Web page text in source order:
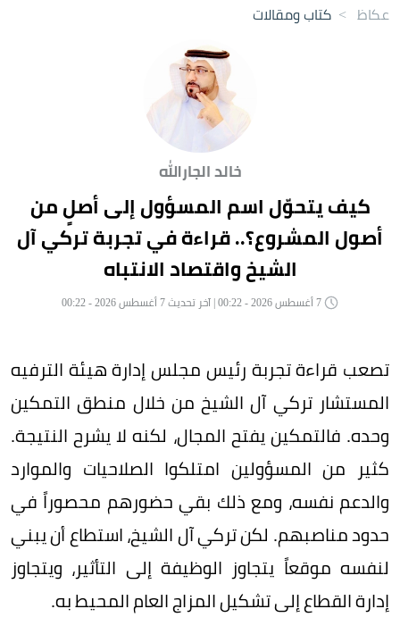
عكاظ > كتاب ومقالات
خالد الجارالله
كيف يتحوّل اسم المسؤول إلى أصلٍ من
أصول المشروع؟.. قراءة في تجربة تركي آل
الشيخ واقتصاد الانتباه
تصعب قراءة تجربة رئيس مجلس إدارة هيئة الترفيه
المستشار تركي آل الشيخ من خلال منطق التمكين
وحده. فالتمكين يفتح المجال، لكنه لا يشرح النتيجة.
كثير من المسؤولين امتلكوا الصلاحيات والموارد
والدعم نفسه، ومع ذلك بقي حضورهم محصوراً في
حدود مناصبهم. لكن تركي آل الشيخ، استطاع أن يبني
لنفسه موقعاً يتجاوز الوظيفة إلى التأثير، ويتجاوز
إدارة القطاع إلى تشكيل المزاج العام المحيط به.